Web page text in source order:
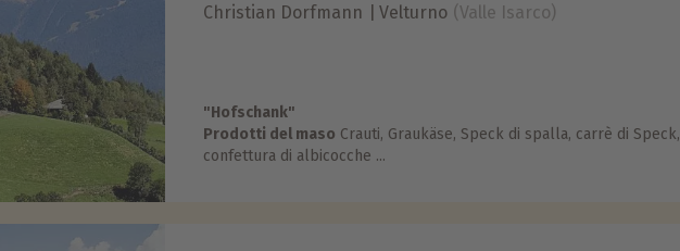
Christian Dorfmann Velturno (Valle Isarco)
"Hofschank"
Prodotti del maso Crauti, Graukäse, Speck di spalla, carrè di Speck,
confettura di albicocche ...